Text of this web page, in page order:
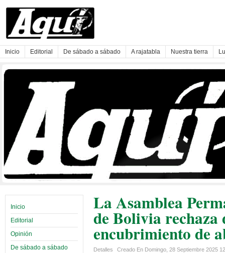
Inicio Editorial De sábado a sábado A rajatabla Nuestra tierra
Inicio
Editorial
Opinión
De sábado a sábado
La Asamblea
de Bolivia rechaza
encubrimiento de
Detalles
Creado En Domingo, 28 Septiembre 2025